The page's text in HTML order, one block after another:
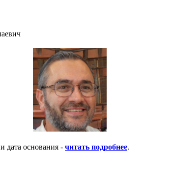
дата основания - читать подробнее.